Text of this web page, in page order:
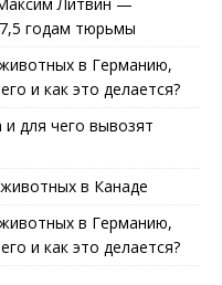
годам тюрьмы
в Германию,
и как это делается?
для чего вывозят
в Канаде
в Германию,
и как это делается?